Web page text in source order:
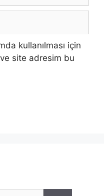
kullanılması için
site adresim bu